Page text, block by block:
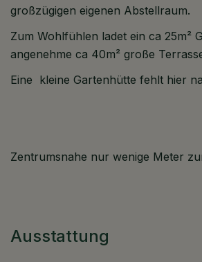
großzügigen eigenen Abstellraum.
Zum Wohlfühlen ladet ein ca 25m²
angenehme ca 40m² große
Eine kleine Gartenhütte fehlt hier
Zentrumsnahe nur wenige Meter
Ausstattung